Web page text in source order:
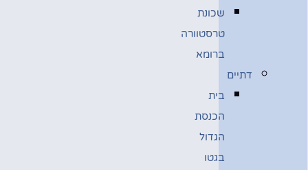
שכונת
טרסטוורה
ברומא
דתיים
בית
הכנסת
הגדול
בגטו